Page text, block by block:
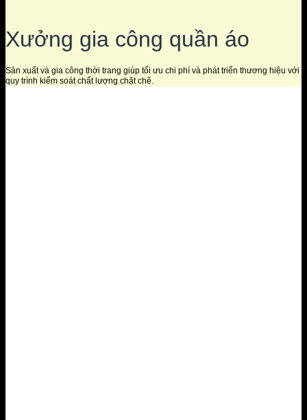
Xưởng gia công quần áo
Sản xuất và gia công thời trang giúp tối ưu chi phí và phát triển thương hiệu với
quy trình kiểm soát chất lượng chặt chẽ.